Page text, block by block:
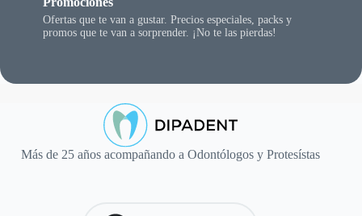
Ofertas que te van a gustar. Precios especiales, packs y
promos que te van a sorprender. ¡No te las pierdas!
Más de 25 años acompañando a Odontólogos y Protesístas